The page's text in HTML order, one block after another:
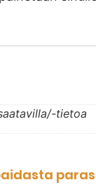
tietoa